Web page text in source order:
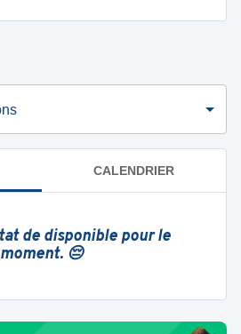
CALENDRIER
de disponible pour le
moment. 😔